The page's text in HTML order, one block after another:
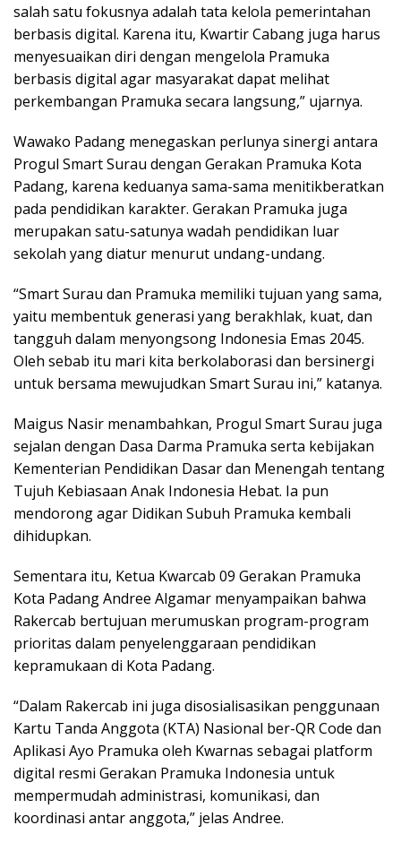
salah satu fokusnya adalah tata kelola pemerintahan
berbasis digital. Karena itu, Kwartir Cabang juga harus
menyesuaikan diri dengan mengelola Pramuka
berbasis digital agar masyarakat dapat melihat
perkembangan Pramuka secara langsung,” ujarnya.
Wawako Padang menegaskan perlunya sinergi antara
Progul Smart Surau dengan Gerakan Pramuka Kota
Padang, karena keduanya sama-sama menitikberatkan
pada pendidikan karakter. Gerakan Pramuka juga
merupakan satu-satunya wadah pendidikan luar
sekolah yang diatur menurut undang-undang.
“Smart Surau dan Pramuka memiliki tujuan yang sama,
yaitu membentuk generasi yang berakhlak, kuat, dan
tangguh dalam menyongsong Indonesia Emas 2045.
Oleh sebab itu mari kita berkolaborasi dan bersinergi
untuk bersama mewujudkan Smart Surau ini,” katanya.
Maigus Nasir menambahkan, Progul Smart Surau juga
sejalan dengan Dasa Darma Pramuka serta kebijakan
Kementerian Pendidikan Dasar dan Menengah tentang
Tujuh Kebiasaan Anak Indonesia Hebat. Ia pun
mendorong agar Didikan Subuh Pramuka kembali
dihidupkan.
Sementara itu, Ketua Kwarcab 09 Gerakan Pramuka
Kota Padang Andree Algamar menyampaikan bahwa
Rakercab bertujuan merumuskan program-program
prioritas dalam penyelenggaraan pendidikan
kepramukaan di Kota Padang.
“Dalam Rakercab ini juga disosialisasikan penggunaan
Kartu Tanda Anggota (KTA) Nasional ber-QR Code dan
Aplikasi Ayo Pramuka oleh Kwarnas sebagai platform
digital resmi Gerakan Pramuka Indonesia untuk
mempermudah administrasi, komunikasi, dan
koordinasi antar anggota,” jelas Andree.